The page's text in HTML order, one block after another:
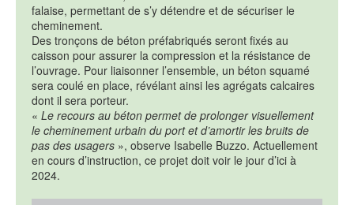
falaise, permettant de s’y détendre et de sécuriser le
cheminement.
Des tronçons de béton préfabriqués seront fixés au
caisson pour assurer la compression et la résistance de
l’ouvrage. Pour liaisonner l’ensemble, un béton squamé
sera coulé en place, révélant ainsi les agrégats calcaires
dont il sera porteur.
« Le recours au béton permet de prolonger visuellement
le cheminement urbain du port et d’amortir les bruits de
pas des usagers », observe Isabelle Buzzo. Actuellement
en cours d’instruction, ce projet doit voir le jour d’ici à
2024.